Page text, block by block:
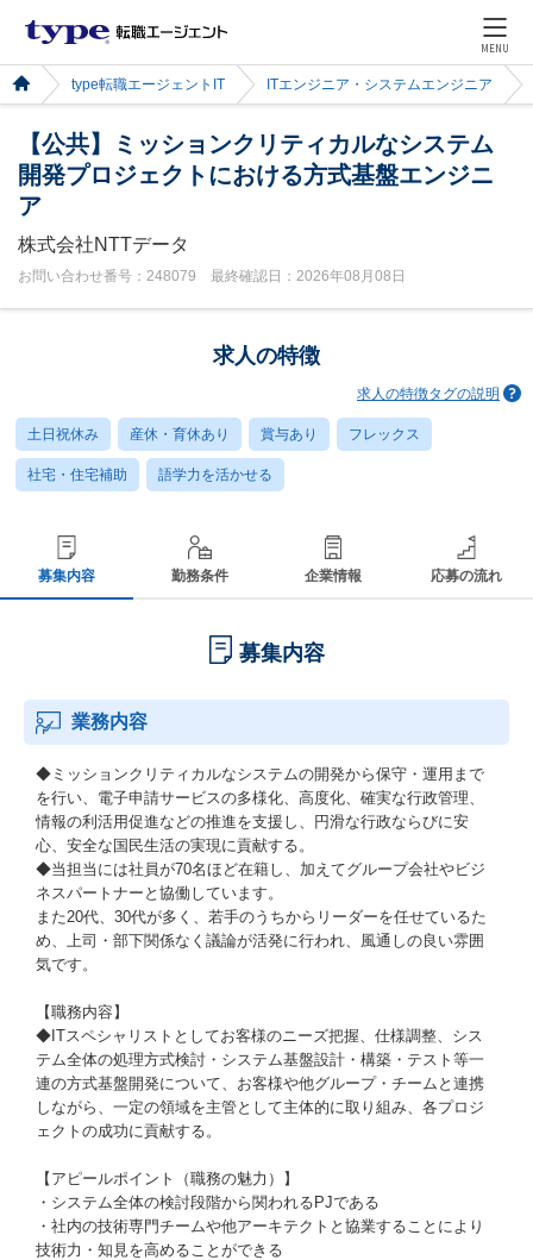
MENU
type転職エージェントIT ITエンジニア・システムエンジニア
【公共】ミッションクリティカルなシステム
開発プロジェクトにおける方式基盤エンジニ
ア
株式会社NTTデータ
お問い合わせ番号：248079 最終確認日：2026年08月08日
求人の特徴
求人の特徴タグの説明
土日祝休み 産休・育休あり 賞与あり フレックス
社宅・住宅補助 語学力を活かせる
募集内容 勤務条件 企業情報 応募の流れ
募集内容
業務内容
◆ミッションクリティカルなシステムの開発から保守・運用まで
を行い、電子申請サービスの多様化、高度化、確実な行政管理、
情報の利活用促進などの推進を支援し、円滑な行政ならびに安
心、安全な国民生活の実現に貢献する。
◆当担当には社員が70名ほど在籍し、加えてグループ会社やビジ
ネスパートナーと協働しています。
また20代、30代が多く、若手のうちからリーダーを任せているた
め、上司・部下関係なく議論が活発に行われ、風通しの良い雰囲
気です。
【職務内容】
◆ITスペシャリストとしてお客様のニーズ把握、仕様調整、シス
テム全体の処理方式検討・システム基盤設計・構築・テスト等一
連の方式基盤開発について、お客様や他グループ・チームと連携
しながら、一定の領域を主管として主体的に取り組み、各プロジ
ェクトの成功に貢献する。
【アピールポイント（職務の魅力）】
・システム全体の検討段階から関われるPJである
・社内の技術専門チームや他アーキテクトと協業することにより
技術力・知見を高めることができる